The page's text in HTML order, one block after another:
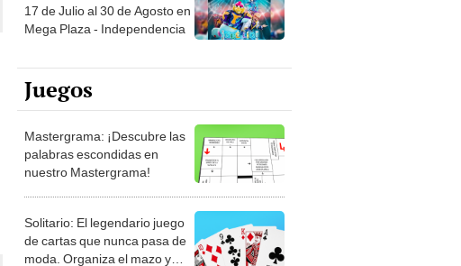
17 de Julio al 30 de Agosto en
Mega Plaza - Independencia
Juegos
Mastergrama: ¡Descubre las
palabras escondidas en
nuestro Mastergrama!
Solitario: El legendario juego
de cartas que nunca pasa de
moda. Organiza el mazo y